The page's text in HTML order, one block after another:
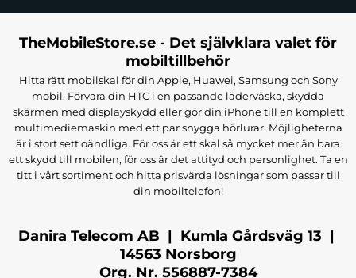
TheMobileStore.se - Det självklara valet för
mobiltillbehör
Hitta rätt mobilskal för din Apple, Huawei, Samsung och Sony
mobil. Förvara din HTC i en passande läderväska, skydda
skärmen med displayskydd eller gör din iPhone till en komplett
multimediemaskin med ett par snygga hörlurar. Möjligheterna
är i stort sett oändliga. För oss är ett skal så mycket mer än bara
ett skydd till mobilen, för oss är det attityd och personlighet. Ta en
titt i vårt sortiment och hitta prisvärda lösningar som passar till
din mobiltelefon!
Danira Telecom AB | Kumla Gårdsväg 13 |
14563 Norsborg
Org. Nr. 556887-7384